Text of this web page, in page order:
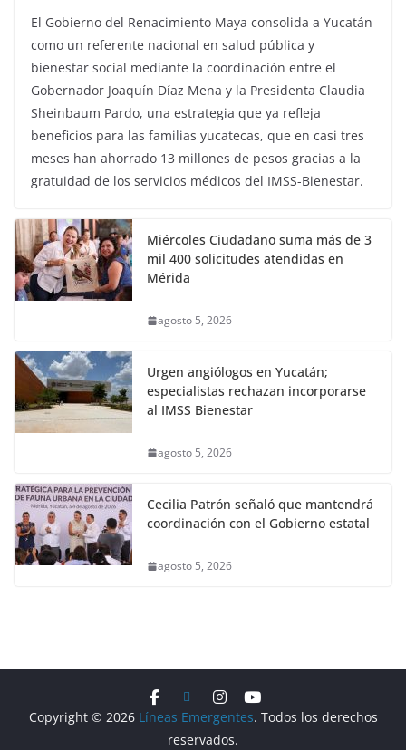
El Gobierno del Renacimiento Maya consolida a Yucatán
como un referente nacional en salud pública y
bienestar social mediante la coordinación entre el
Gobernador Joaquín Díaz Mena y la Presidenta Claudia
Sheinbaum Pardo, una estrategia que ya refleja
beneficios para las familias yucatecas, que en casi tres
meses han ahorrado 13 millones de pesos gracias a la
gratuidad de los servicios médicos del IMSS-Bienestar.
Miércoles Ciudadano suma más de 3
mil 400 solicitudes atendidas en
Mérida
agosto 5, 2026
Urgen angiólogos en Yucatán;
especialistas rechazan incorporarse
al IMSS Bienestar
agosto 5, 2026
Cecilia Patrón señaló que mantendrá
coordinación con el Gobierno estatal
agosto 5, 2026
Copyright © 2026 Líneas Emergentes. Todos los derechos
reservados.